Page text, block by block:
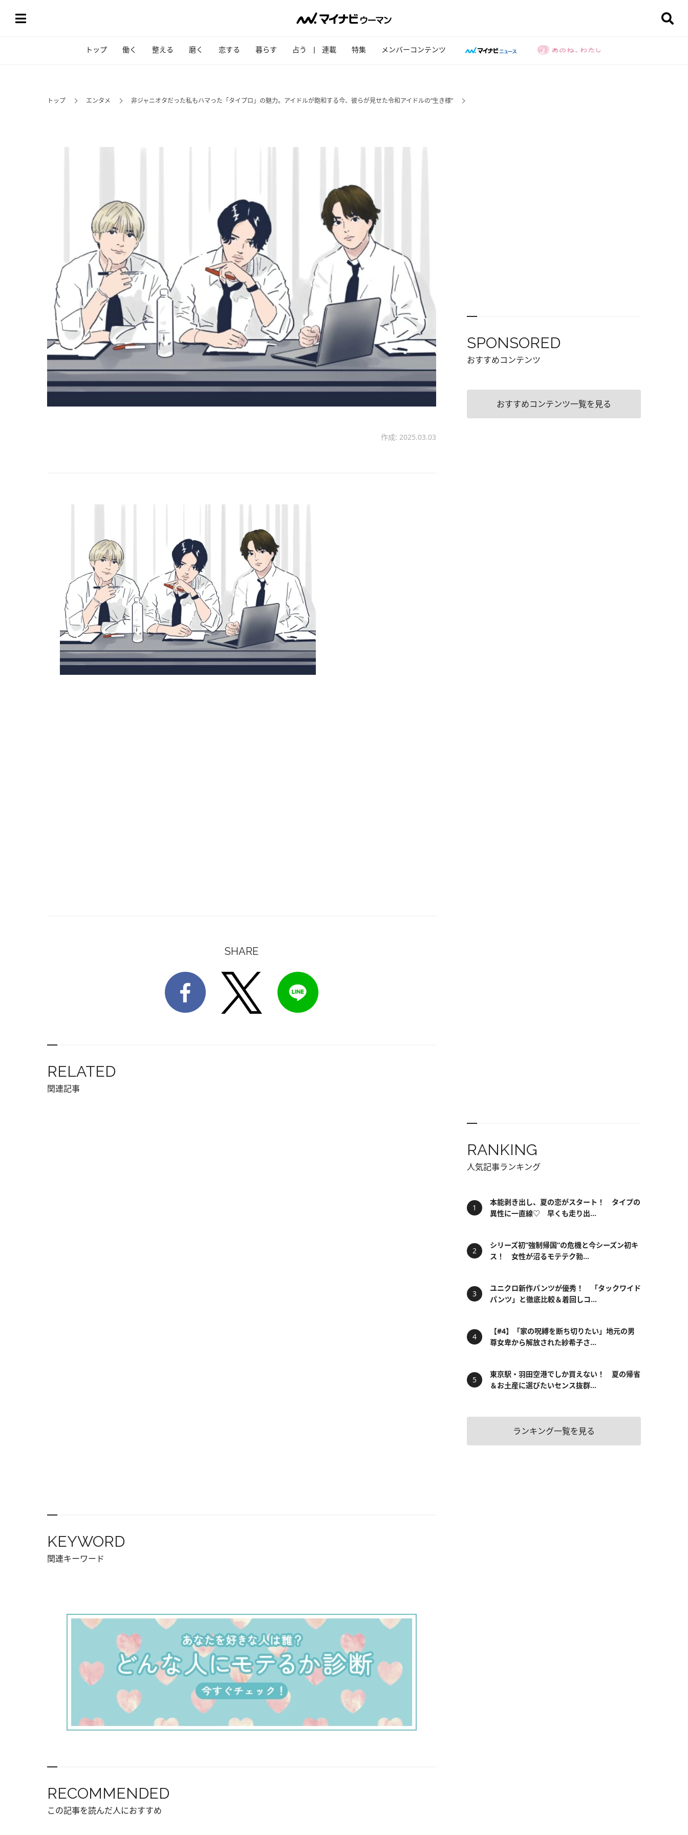
トップ 働く 整える 磨く 恋する 暮らす 占う 連載 特集 メンバーコンテンツ
トップ エンタメ 非ジャニオタだった私もハマった「タイプロ」の魅力。アイドルが飽和する今、彼らが見せた令和アイドルの“生き様”
作成: 2025.03.03
SHARE
RELATED
関連記事
KEYWORD
関連キーワード
RECOMMENDED
この記事を読んだ人におすすめ
SPONSORED
おすすめコンテンツ
おすすめコンテンツ一覧を見る
RANKING
人気記事ランキング
本能剥き出し、夏の恋がスタート！ タイプの
異性に一直線♡ 早くも走り出...
シリーズ初“強制帰国”の危機と今シーズン初キ
ス！ 女性が沼るモテテク勃...
ユニクロ新作パンツが優秀！ 「タックワイド
パンツ」と徹底比較＆着回しコ...
【#4】「家の呪縛を断ち切りたい」地元の男
尊女卑から解放された紗希子さ...
東京駅・羽田空港でしか買えない！ 夏の帰省
＆お土産に選びたいセンス抜群...
ランキング一覧を見る